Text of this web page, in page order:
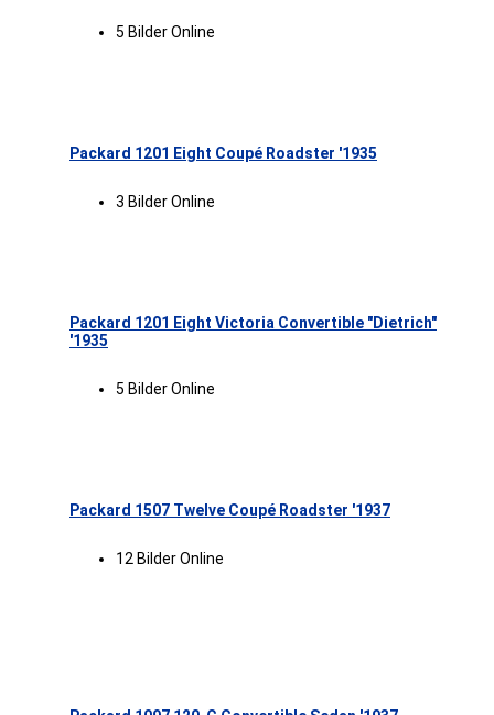
5 Bilder Online
Packard 1201 Eight Coupé Roadster '1935
3 Bilder Online
Packard 1201 Eight Victoria Convertible "Dietrich"
'1935
5 Bilder Online
Packard 1507 Twelve Coupé Roadster '1937
12 Bilder Online